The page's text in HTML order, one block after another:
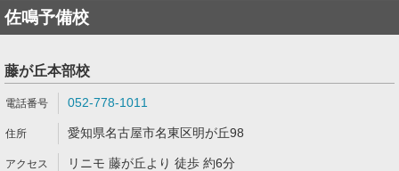
佐鳴予備校
藤が丘本部校
052-778-1011
愛知県名古屋市名東区明が丘98
リニモ 藤が丘より 徒歩 約6分